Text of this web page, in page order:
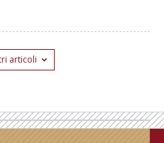
articoli